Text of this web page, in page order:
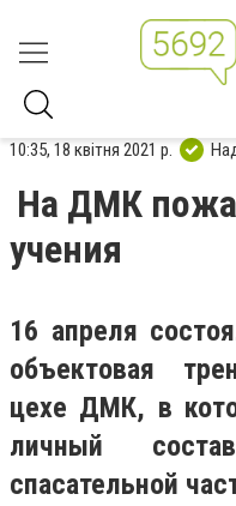
10:35, 18 квітня 2021 р.
На ДМК
учения
16 апреля
объектовая
цехе ДМК, в
личный
спасательной